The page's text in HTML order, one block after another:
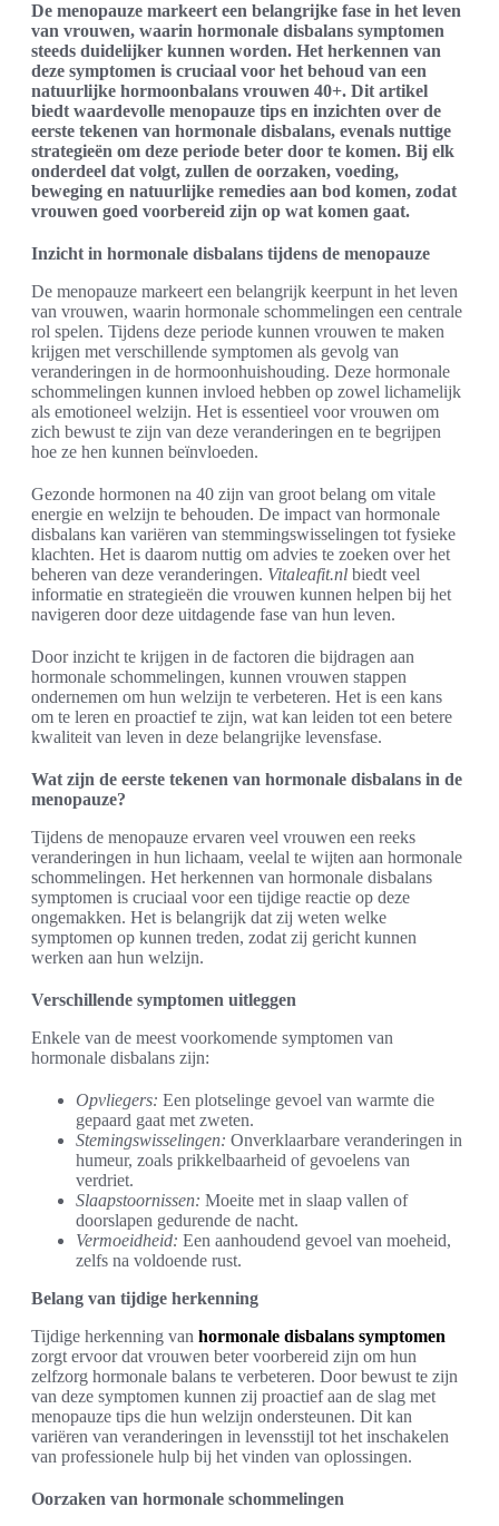
De menopauze markeert een belangrijke fase in het leven
van vrouwen, waarin hormonale disbalans symptomen
steeds duidelijker kunnen worden. Het herkennen van
deze symptomen is cruciaal voor het behoud van een
natuurlijke hormoonbalans vrouwen 40+. Dit artikel
biedt waardevolle menopauze tips en inzichten over de
eerste tekenen van hormonale disbalans, evenals nuttige
strategieën om deze periode beter door te komen. Bij elk
onderdeel dat volgt, zullen de oorzaken, voeding,
beweging en natuurlijke remedies aan bod komen, zodat
vrouwen goed voorbereid zijn op wat komen gaat.
Inzicht in hormonale disbalans tijdens de menopauze
De menopauze markeert een belangrijk keerpunt in het leven
van vrouwen, waarin hormonale schommelingen een centrale
rol spelen. Tijdens deze periode kunnen vrouwen te maken
krijgen met verschillende symptomen als gevolg van
veranderingen in de hormoonhuishouding. Deze hormonale
schommelingen kunnen invloed hebben op zowel lichamelijk
als emotioneel welzijn. Het is essentieel voor vrouwen om
zich bewust te zijn van deze veranderingen en te begrijpen
hoe ze hen kunnen beïnvloeden.
Gezonde hormonen na 40 zijn van groot belang om vitale
energie en welzijn te behouden. De impact van hormonale
disbalans kan variëren van stemmingswisselingen tot fysieke
klachten. Het is daarom nuttig om advies te zoeken over het
beheren van deze veranderingen. Vitaleafit.nl biedt veel
informatie en strategieën die vrouwen kunnen helpen bij het
navigeren door deze uitdagende fase van hun leven.
Door inzicht te krijgen in de factoren die bijdragen aan
hormonale schommelingen, kunnen vrouwen stappen
ondernemen om hun welzijn te verbeteren. Het is een kans
om te leren en proactief te zijn, wat kan leiden tot een betere
kwaliteit van leven in deze belangrijke levensfase.
Wat zijn de eerste tekenen van hormonale disbalans in de
menopauze?
Tijdens de menopauze ervaren veel vrouwen een reeks
veranderingen in hun lichaam, veelal te wijten aan hormonale
schommelingen. Het herkennen van hormonale disbalans
symptomen is cruciaal voor een tijdige reactie op deze
ongemakken. Het is belangrijk dat zij weten welke
symptomen op kunnen treden, zodat zij gericht kunnen
werken aan hun welzijn.
Verschillende symptomen uitleggen
Enkele van de meest voorkomende symptomen van
hormonale disbalans zijn:
Opvliegers: Een plotselinge gevoel van warmte die
gepaard gaat met zweten.
Stemingswisselingen: Onverklaarbare veranderingen in
humeur, zoals prikkelbaarheid of gevoelens van
verdriet.
Slaapstoornissen: Moeite met in slaap vallen of
doorslapen gedurende de nacht.
Vermoeidheid: Een aanhoudend gevoel van moeheid,
zelfs na voldoende rust.
Belang van tijdige herkenning
Tijdige herkenning van hormonale disbalans symptomen
zorgt ervoor dat vrouwen beter voorbereid zijn om hun
zelfzorg hormonale balans te verbeteren. Door bewust te zijn
van deze symptomen kunnen zij proactief aan de slag met
menopauze tips die hun welzijn ondersteunen. Dit kan
variëren van veranderingen in levensstijl tot het inschakelen
van professionele hulp bij het vinden van oplossingen.
Oorzaken van hormonale schommelingen